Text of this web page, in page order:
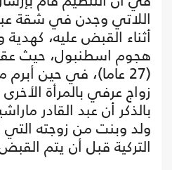
اللاتي وجدن في شقة
أثناء القبض عليه، كهدية
هجوم اسطنبول، حيث
(27 عاما)، في حين
بالذكر أن عبد القادر
ولد وبنت من زوجته التي
التركية قبل أن يتم